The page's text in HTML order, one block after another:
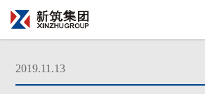
2019.11.13